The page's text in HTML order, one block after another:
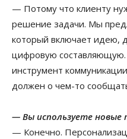
— Потому что клиенту
решение задачи. Мы
который включает идею,
цифровую
инструмент
должен о чем-то
— Вы используете новые
— Конечно.